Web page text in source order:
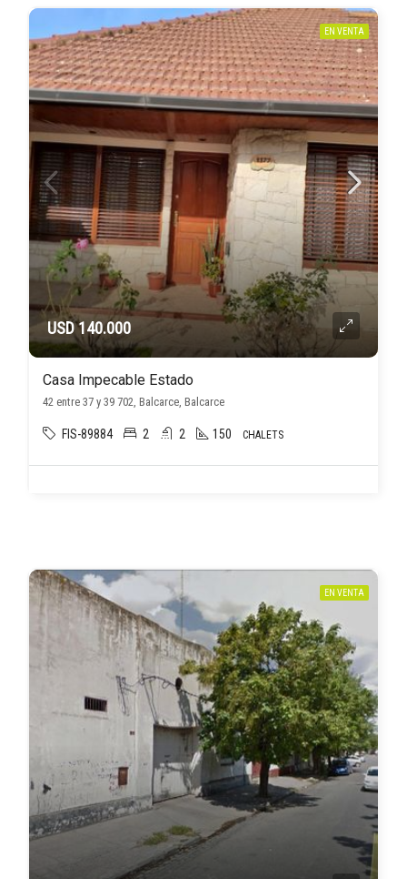
EN VENTA
USD 140.000
Casa Impecable Estado
42 entre 37 y 39 702, Balcarce, Balcarce
FIS-89884 2 2 150 CHALETS
EN VENTA